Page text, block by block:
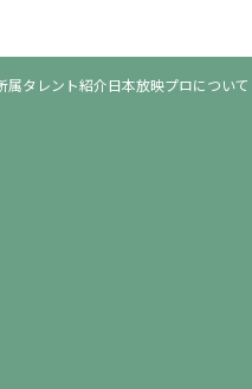
属タレント紹介日本放映プロについて